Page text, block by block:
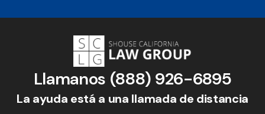
Llamanos (888) 926-6895
La ayuda está a una llamada de distancia